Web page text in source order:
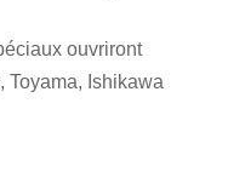
ouvriront
Toyama, Ishikawa